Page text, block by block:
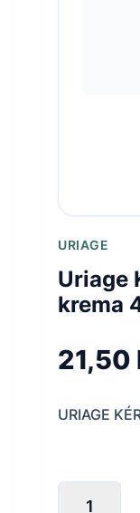
URIAGE
Uriage
krema
21,50
URIAGE
Kératosane